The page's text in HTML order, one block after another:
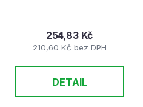
210,60 Kč bez DPH
254,83 Kč
DETAIL